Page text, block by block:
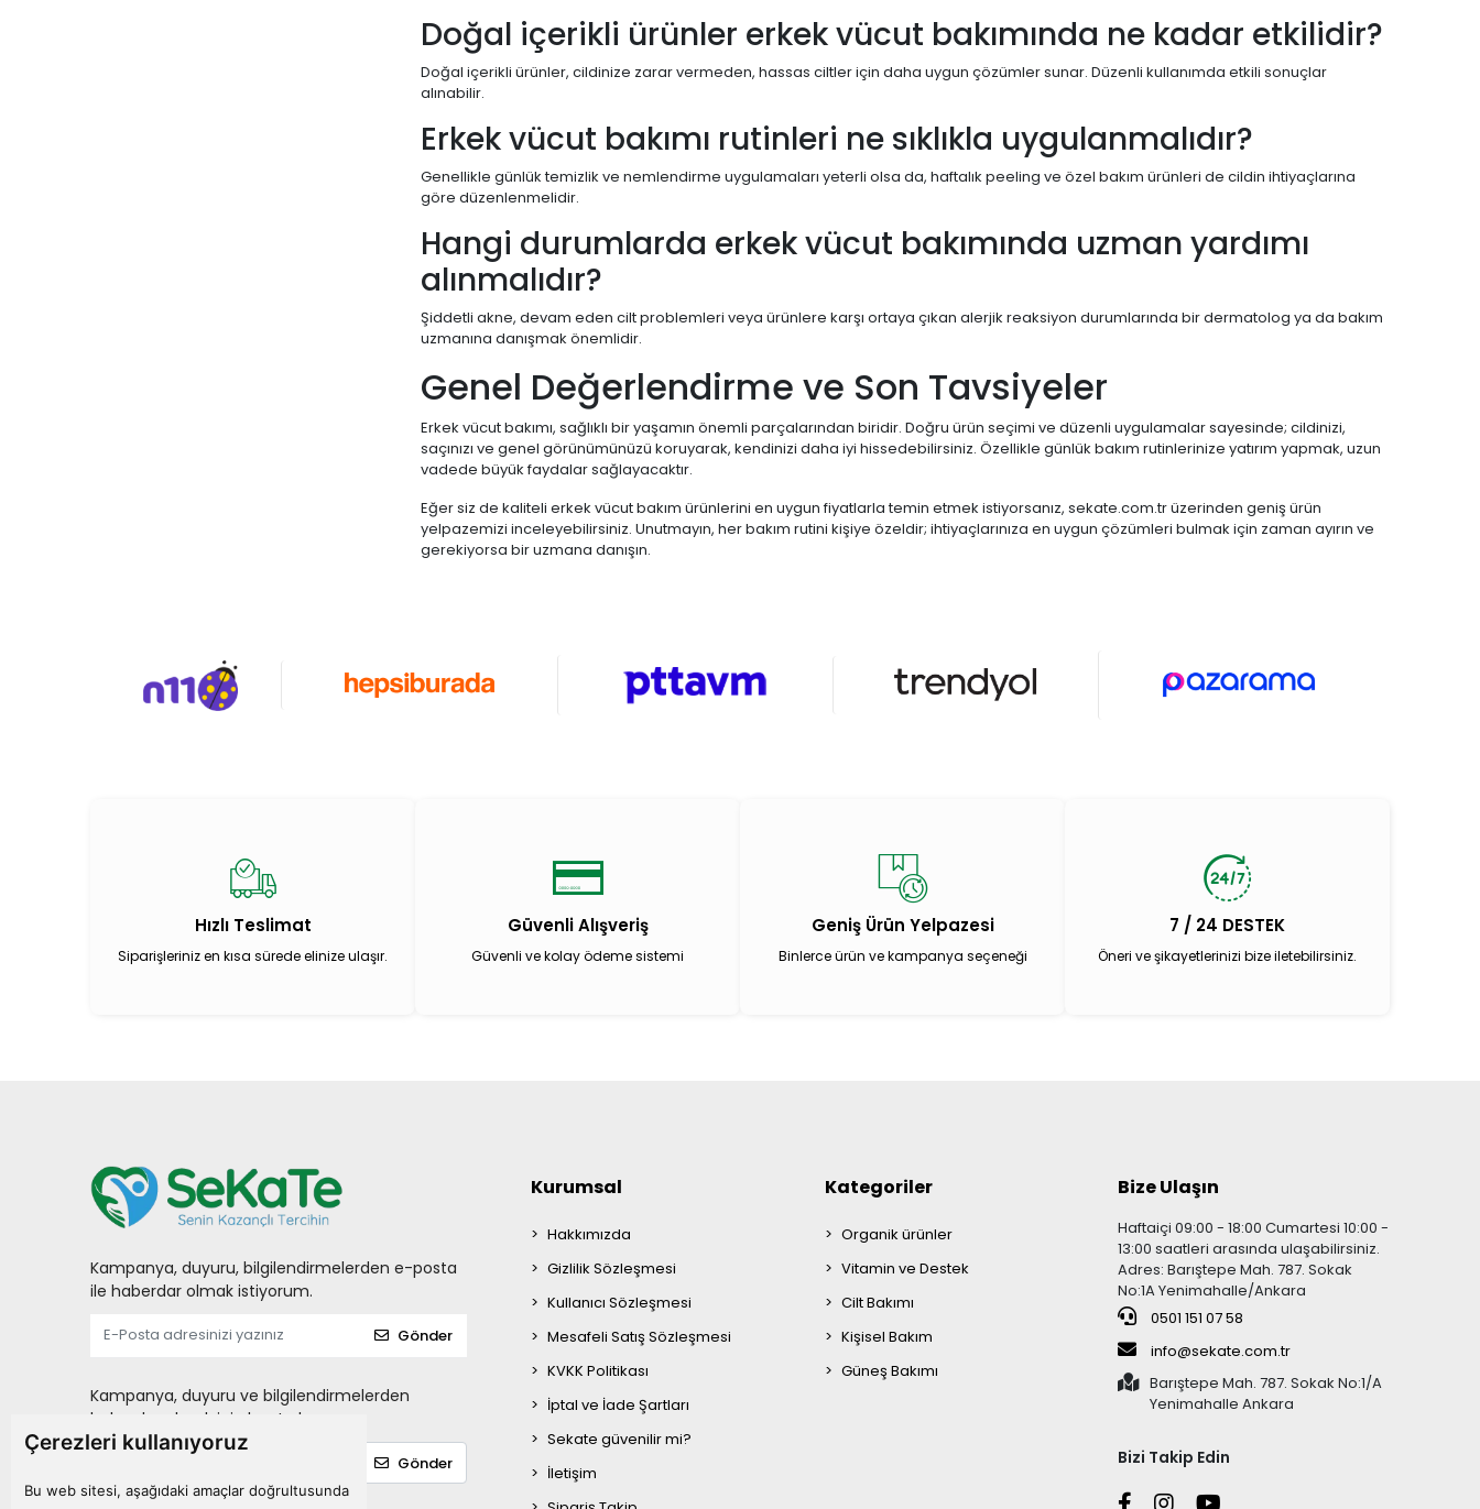
Çerezleri kullanıyoruz
Bu web sitesi, aşağıdaki amaçlar doğrultusunda
Doğal içerikli ürünler erkek vücut bakımında ne kadar etkilidir?
Doğal içerikli ürünler, cildinize zarar vermeden, hassas ciltler için daha uygun çözümler sunar. Düzenli kullanımda etkili sonuçlar
alınabilir.
Erkek vücut bakımı rutinleri ne sıklıkla uygulanmalıdır?
Genellikle günlük temizlik ve nemlendirme uygulamaları yeterli olsa da, haftalık peeling ve özel bakım ürünleri de cildin ihtiyaçlarına
göre düzenlenmelidir.
Hangi durumlarda erkek vücut bakımında uzman yardımı
alınmalıdır?
Şiddetli akne, devam eden cilt problemleri veya ürünlere karşı ortaya çıkan alerjik reaksiyon durumlarında bir dermatolog ya da bakım
uzmanına danışmak önemlidir.
Genel Değerlendirme ve Son Tavsiyeler
Erkek vücut bakımı, sağlıklı bir yaşamın önemli parçalarından biridir. Doğru ürün seçimi ve düzenli uygulamalar sayesinde; cildinizi,
saçınızı ve genel görünümünüzü koruyarak, kendinizi daha iyi hissedebilirsiniz. Özellikle günlük bakım rutinlerinize yatırım yapmak, uzun
vadede büyük faydalar sağlayacaktır.
Eğer siz de kaliteli erkek vücut bakım ürünlerini en uygun fiyatlarla temin etmek istiyorsanız, sekate.com.tr üzerinden geniş ürün
yelpazemizi inceleyebilirsiniz. Unutmayın, her bakım rutini kişiye özeldir; ihtiyaçlarınıza en uygun çözümleri bulmak için zaman ayırın ve
gerekiyorsa bir uzmana danışın.
Hızlı Teslimat
Siparişleriniz en kısa sürede elinize ulaşır.
Güvenli Alışveriş
Güvenli ve kolay ödeme sistemi
Geniş Ürün Yelpazesi
Binlerce ürün ve kampanya seçeneği
7 / 24 DESTEK
Öneri ve şikayetlerinizi bize iletebilirsiniz.
Kampanya, duyuru, bilgilendirmelerden e-posta
ile haberdar olmak istiyorum.
Gönder
Kampanya, duyuru ve bilgilendirmelerden
haberdar olmak için kayıt olun.
Gönder
Kurumsal
Hakkımızda
Gizlilik Sözleşmesi
Kullanıcı Sözleşmesi
Mesafeli Satış Sözleşmesi
KVKK Politikası
İptal ve İade Şartları
Sekate güvenilir mi?
İletişim
Kategoriler
Organik ürünler
Vitamin ve Destek
Cilt Bakımı
Kişisel Bakım
Güneş Bakımı
Bize Ulaşın
Haftaiçi 09:00 - 18:00 Cumartesi 10:00 -
13:00 saatleri arasında ulaşabilirsiniz.
Adres: Barıştepe Mah. 787. Sokak
No:1A Yenimahalle/Ankara
0501 151 07 58
info@sekate.com.tr
Barıştepe Mah. 787. Sokak No:1/A
Yenimahalle Ankara
Bizi Takip Edin